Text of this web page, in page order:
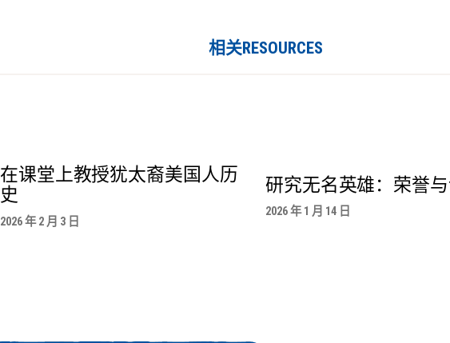
相关RESOURCES
在课堂上教授犹太裔美国人历
史
2026 年 2 月 3 日
研究无名英雄：荣誉
2026 年 1 月 14 日